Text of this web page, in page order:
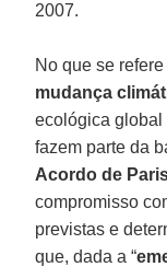
2007.
No que se
mudança
ecológica global
fazem parte da
Acordo de
compromisso
previstas e
que, dada a “